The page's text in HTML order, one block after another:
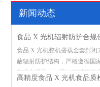
新闻动态
食品 X 光机辐射防护合规
误检漏检故障
食品 X 光机整机搭载全套封闭
蔽辐射防护结构，严格遵循国
标准合规投产使用，依托优化
高精度食品 X 光机食品质